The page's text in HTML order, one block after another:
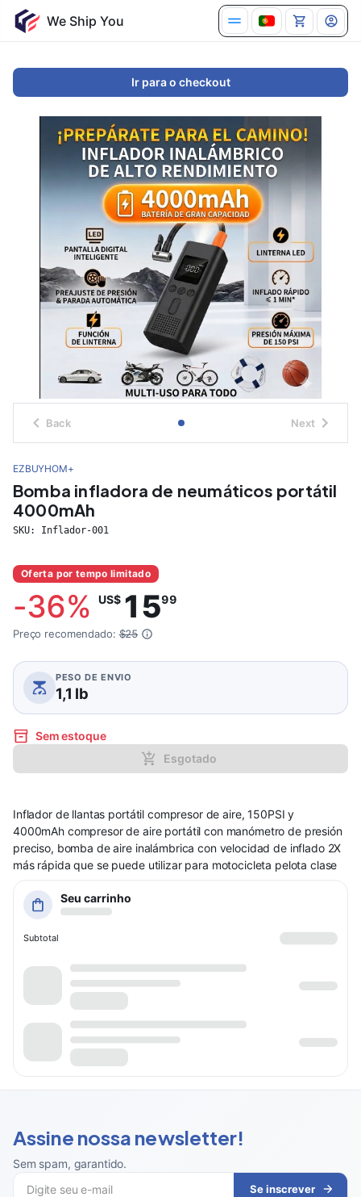
We Ship You
Ir para o checkout
Back Next
EZBUYHOM+
Bomba infladora de neumáticos portátil
4000mAh
SKU: Inflador-001
Oferta por tempo limitado
-36% US$1599
Preço recomendado:$25
PESO DE ENVIO
1,1 lb
Sem estoque
Esgotado
Inflador de llantas portátil compresor de aire, 150PSI y
4000mAh compresor de aire portátil con manómetro de presión
preciso, bomba de aire inalámbrica con velocidad de inflado 2X
más rápida que se puede utilizar para motocicleta pelota clase
Seu carrinho
Subtotal
Assine nossa newsletter!
Sem spam, garantido.
Se inscrever